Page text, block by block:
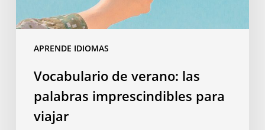
APRENDE IDIOMAS
Vocabulario de verano: las
palabras imprescindibles para
viajar